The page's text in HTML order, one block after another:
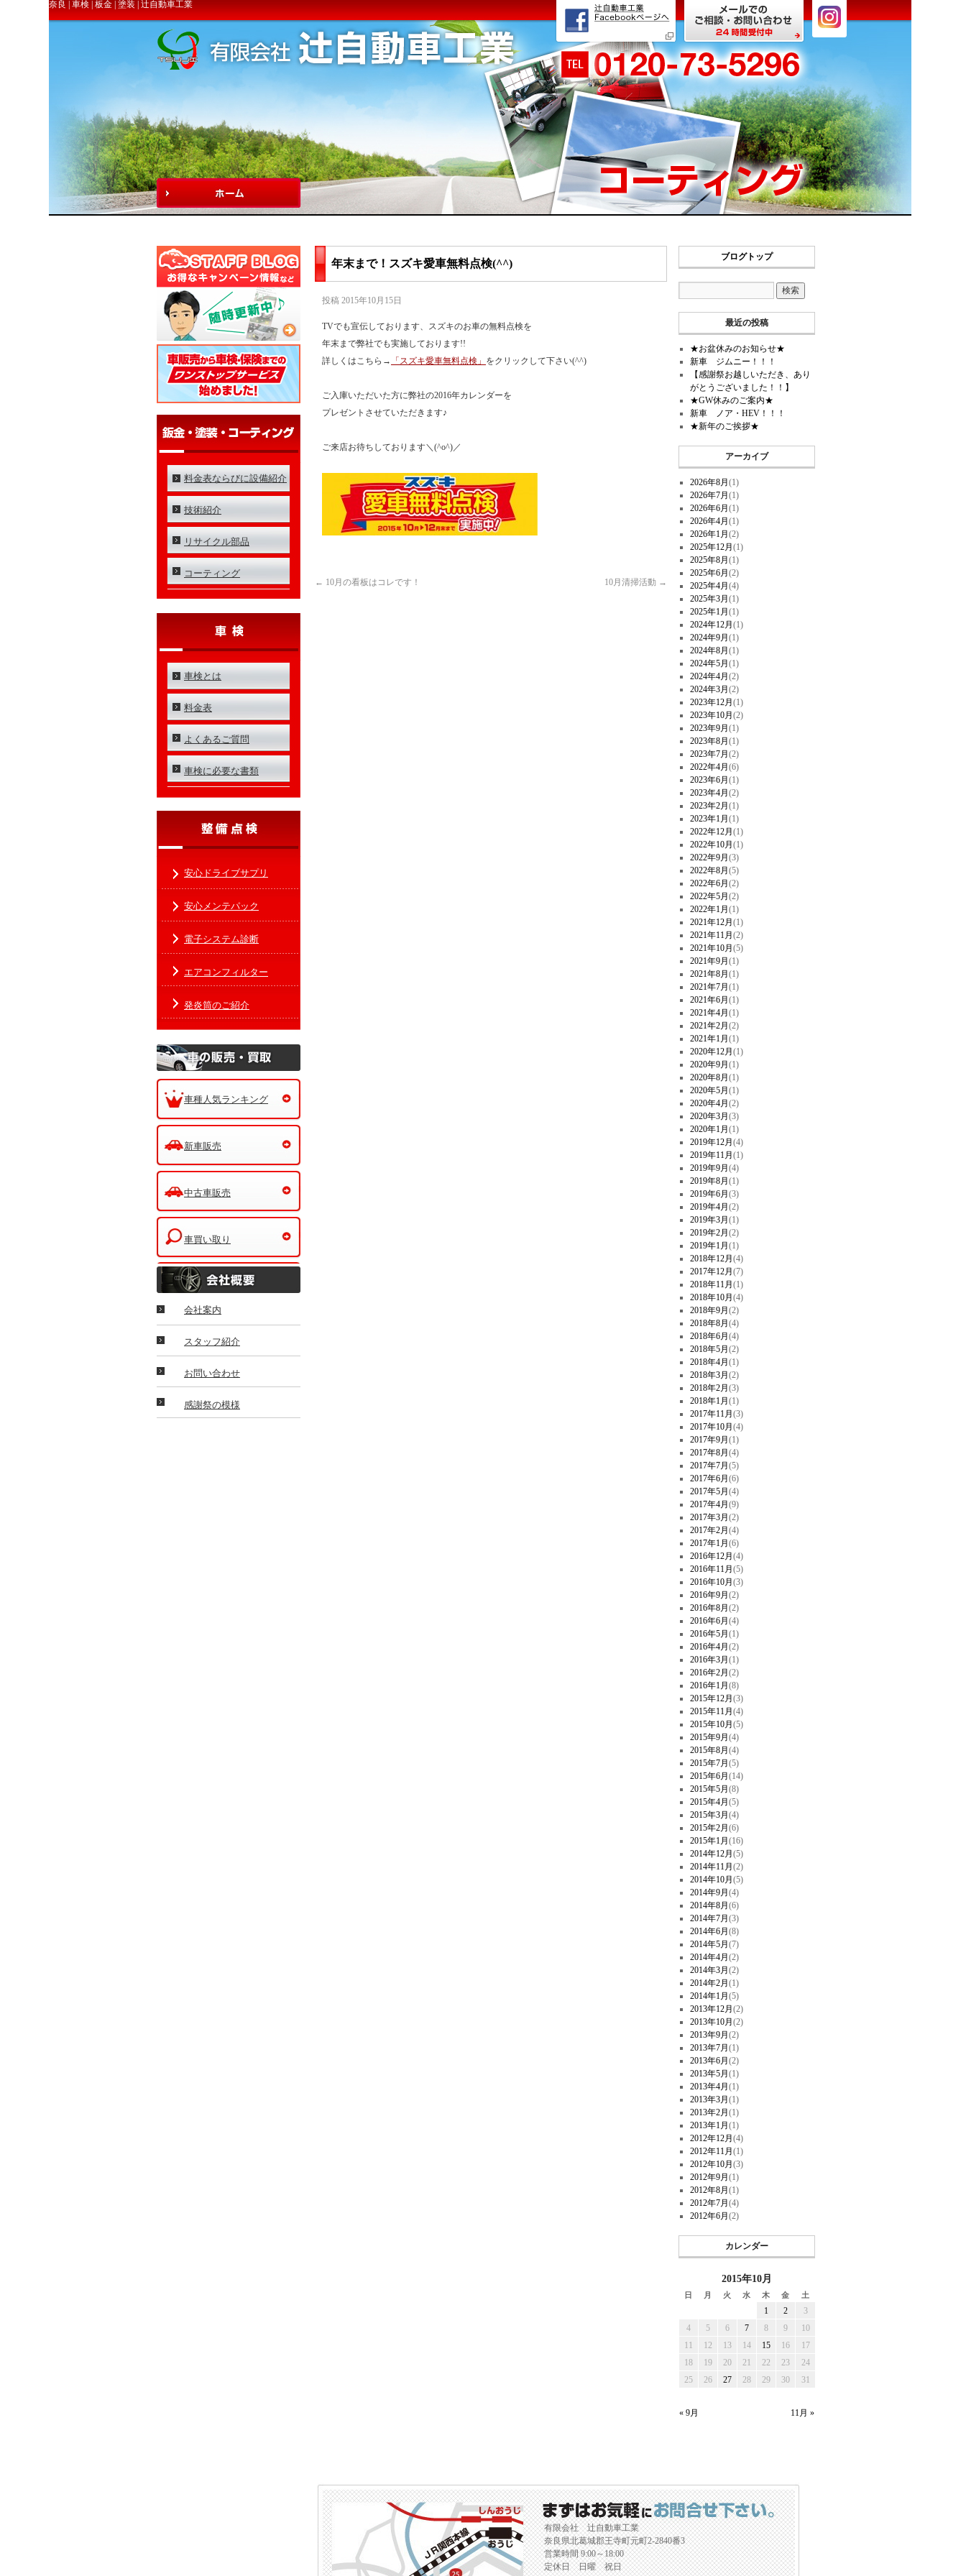
奈良 | 車検 | 板金 | 塗装 | 辻自動車工業
料金表ならびに設備紹介
技術紹介
リサイクル部品
コーティング
車検とは
料金表
よくあるご質問
車検に必要な書類
安心ドライブサプリ
安心メンテパック
電子システム診断
エアコンフィルター
発炎筒のご紹介
車種人気ランキング
新車販売
中古車販売
車買い取り
会社案内
スタッフ紹介
お問い合わせ
感謝祭の模様
年末まで！スズキ愛車無料点検(^^)
投稿 2015年10月15日
TVでも宣伝しております、スズキのお車の無料点検を
年末まで弊社でも実施しております!!
詳しくはこちら→
「スズキ愛車無料点検」 をクリックして下さい(^^)
ご入庫いただいた方に弊社の2016年カレンダーを
プレゼントさせていただきます♪
ご来店お待ちしております＼(^o^)／
← 10月の看板はコレです！ 10月清掃活動 →
ブログトップ
最近の投稿
★お盆休みのお知らせ★
新車 ジムニー！！！
【感謝祭お越しいただき、あり
がとうございました！！】
★GW休みのご案内★
新車 ノア・HEV！！！
★新年のご挨拶★
アーカイブ
2026年8月 (1)
2026年7月 (1)
2026年6月 (1)
2026年4月 (1)
2026年1月 (2)
2025年12月 (1)
2025年8月 (1)
2025年6月 (2)
2025年4月 (4)
2025年3月 (1)
2025年1月 (1)
2024年12月 (1)
2024年9月 (1)
2024年8月 (1)
2024年5月 (1)
2024年4月 (2)
2024年3月 (2)
2023年12月 (1)
2023年10月 (2)
2023年9月 (1)
2023年8月 (1)
2023年7月 (2)
2022年4月 (6)
2023年6月 (1)
2023年4月 (2)
2023年2月 (1)
2023年1月 (1)
2022年12月 (1)
2022年10月 (1)
2022年9月 (3)
2022年8月 (5)
2022年6月 (2)
2022年5月 (2)
2022年1月 (1)
2021年12月 (1)
2021年11月 (2)
2021年10月 (5)
2021年9月 (1)
2021年8月 (1)
2021年7月 (1)
2021年6月 (1)
2021年4月 (1)
2021年2月 (2)
2021年1月 (1)
2020年12月 (1)
2020年9月 (1)
2020年8月 (1)
2020年5月 (1)
2020年4月 (2)
2020年3月 (3)
2020年1月 (1)
2019年12月 (4)
2019年11月 (1)
2019年9月 (4)
2019年8月 (1)
2019年6月 (3)
2019年4月 (2)
2019年3月 (1)
2019年2月 (2)
2019年1月 (1)
2018年12月 (4)
2017年12月 (7)
2018年11月 (1)
2018年10月 (4)
2018年9月 (2)
2018年8月 (4)
2018年6月 (4)
2018年5月 (2)
2018年4月 (1)
2018年3月 (2)
2018年2月 (3)
2018年1月 (1)
2017年11月 (3)
2017年10月 (4)
2017年9月 (1)
2017年8月 (4)
2017年7月 (5)
2017年6月 (6)
2017年5月 (4)
2017年4月 (9)
2017年3月 (2)
2017年2月 (4)
2017年1月 (6)
2016年12月 (4)
2016年11月 (5)
2016年10月 (3)
2016年9月 (2)
2016年8月 (2)
2016年6月 (4)
2016年5月 (1)
2016年4月 (2)
2016年3月 (1)
2016年2月 (2)
2016年1月 (8)
2015年12月 (3)
2015年11月 (4)
2015年10月 (5)
2015年9月 (4)
2015年8月 (4)
2015年7月 (5)
2015年6月 (14)
2015年5月 (8)
2015年4月 (5)
2015年3月 (4)
2015年2月 (6)
2015年1月 (16)
2014年12月 (5)
2014年11月 (2)
2014年10月 (5)
2014年9月 (4)
2014年8月 (6)
2014年7月 (3)
2014年6月 (8)
2014年5月 (7)
2014年4月 (2)
2014年3月 (2)
2014年2月 (1)
2014年1月 (5)
2013年12月 (2)
2013年10月 (2)
2013年9月 (2)
2013年7月 (1)
2013年6月 (2)
2013年5月 (1)
2013年4月 (1)
2013年3月 (1)
2013年2月 (1)
2013年1月 (1)
2012年12月 (4)
2012年11月 (1)
2012年10月 (3)
2012年9月 (1)
2012年8月 (1)
2012年7月 (4)
2012年6月 (2)
カレンダー
2015年10月
日 月 火 水 木 金 土
« 9月 11月 »
1 2
3
4
5 6 7 8 9
10
11
12 13 14 15 16
17
18
19 20 21 22 23
24
25
26 27 28 29 30 31
有限会社 辻自動車工業
奈良県北葛城郡王寺町元町2-2840番3
営業時間 9:00～18:00
定休日 日曜 祝日